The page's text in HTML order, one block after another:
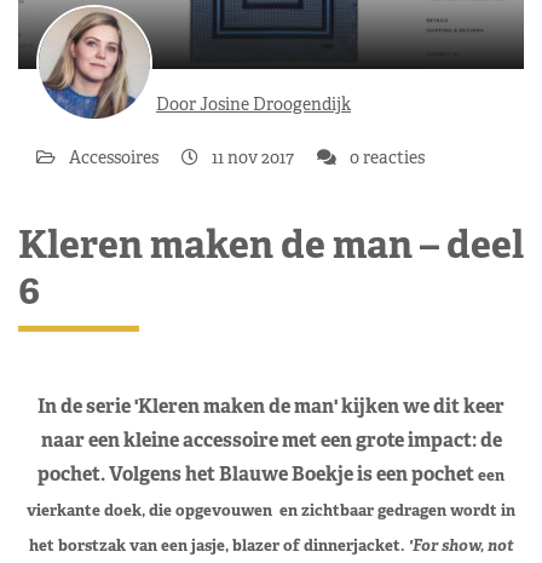
Door Josine Droogendijk
Accessoires 11 nov 2017 0 reacties
Kleren maken de man – deel
6
In de serie 'Kleren maken de man' kijken we dit keer
naar een kleine accessoire met een grote impact: de
pochet. Volgens het Blauwe Boekje is een pocheteen
vierkante doek, die opgevouwen en zichtbaar gedragen wordt in
het borstzak van een jasje, blazer of dinnerjacket. 'For show, not